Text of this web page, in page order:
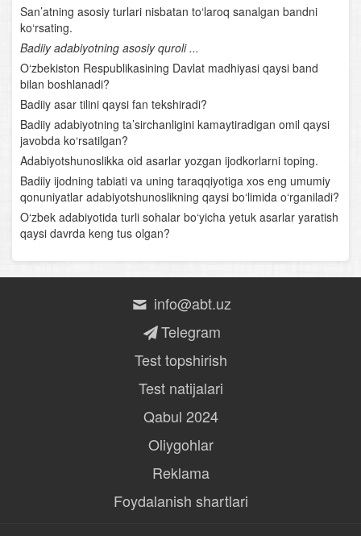
Alisher Navoiyning hayoti va ijodi
Alisher Navoiy lirikasi
Navoiyning “Xamsa” asari
Bobur hayoti va ijodi
Boburning “Boburnoma” asari
Turdi Farog‘iy
Boborahim Mashrab
Atoiy
Muhammad Rizo Ogahiy
San’atning asosiy turlari nisbatan to‘laroq sanalgan bandni
ko‘rsating.
Badiiy adabiyotning asosiy quroli ...
O‘zbekiston Respublikasining Davlat madhiyasi qaysi band
bilan boshlanadi?
Badiiy asar tilini qaysi fan tekshiradi?
Badiiy adabiyotning ta’sirchanligini kamaytiradigan omil qaysi
javobda ko‘rsatilgan?
Adabiyotshunoslikka oid asarlar yozgan ijodkorlarni toping.
Badiiy ijodning tabiati va uning taraqqiyotiga xos eng umumiy
qonuniyatlar adabiyotshunoslikning qaysi bo‘limida o‘rganiladi?
O‘zbek adabiyotida turli sohalar bo‘yicha yetuk asarlar yaratish
qaysi davrda keng tus olgan?
info@abt.uz
Telegram
Test topshirish
Test natijalari
Qabul 2024
Oliygohlar
Reklama
Foydalanish shartlari